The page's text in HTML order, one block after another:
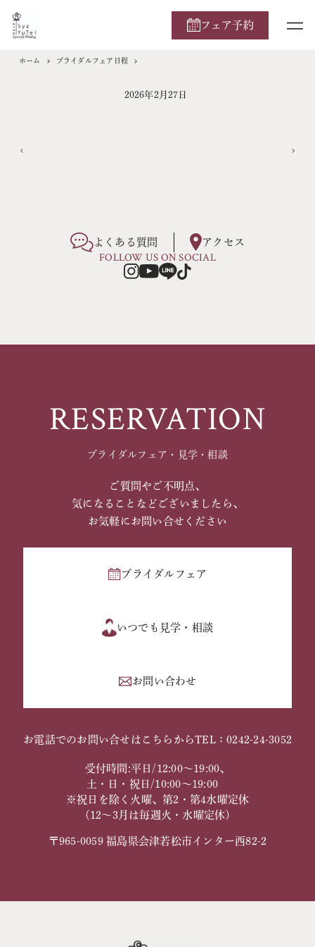
フェア予約
ホーム ブライダルフェア日程
2026年2月27日
よくある質問 アクセス
FOLLOW US ON SOCIAL
RESERVATION
ブライダルフェア・見学・相談
ご質問やご不明点、
気になることなどございましたら、
お気軽にお問い合せください
ブライダルフェア
いつでも見学・相談
お問い合わせ
お電話でのお問い合せはこちらからTEL：0242-24-3052
受付時間:平日/12:00～19:00、
土・日・祝日/10:00～19:00
※祝日を除く火曜、第2・第4水曜定休
（12～3月は毎週火・水曜定休）
〒965-0059 福島県会津若松市インター西82-2